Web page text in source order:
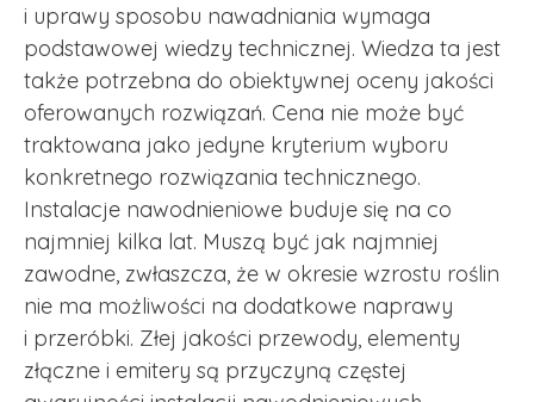
i uprawy sposobu nawadniania wymaga
podstawowej wiedzy technicznej. Wiedza ta jest
także potrzebna do obiektywnej oceny jakości
oferowanych rozwiązań. Cena nie może być
traktowana jako jedyne kryterium wyboru
konkretnego rozwiązania technicznego.
Instalacje nawodnieniowe buduje się na co
najmniej kilka lat. Muszą być jak najmniej
zawodne, zwłaszcza, że w okresie wzrostu roślin
nie ma możliwości na dodatkowe naprawy
i przeróbki. Złej jakości przewody, elementy
złączne i emitery są przyczyną częstej